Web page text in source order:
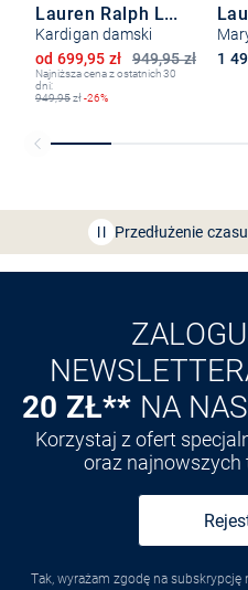
Lauren Ralph Lauren
Kardigan damski
949,95 zł
Obniżona cena
od 699,95 zł
Najniższa cena z ostatnich 30
dni:
949,95zł-26%
1
Przedłużenie
Odkryj
20 ZŁ** NA
Korzystaj z ofert
oraz najnowszych
Tak, wyrażam zgodę na